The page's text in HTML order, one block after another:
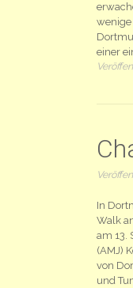
wenige
einer
In
Walk
am 13.
(AMJ)
von
und